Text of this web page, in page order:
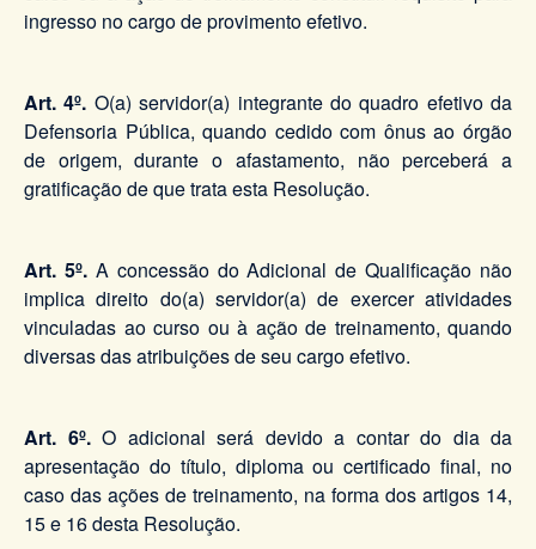
ingresso no cargo de provimento efetivo.
Art. 4º. O(a) servidor(a) integrante do quadro efetivo da
Defensoria Pública, quando cedido com ônus ao órgão
de origem, durante o afastamento, não perceberá a
gratificação de que trata esta Resolução.
Art. 5º. A concessão do Adicional de Qualificação não
implica direito do(a) servidor(a) de exercer atividades
vinculadas ao curso ou à ação de treinamento, quando
diversas das atribuições de seu cargo efetivo.
Art. 6º. O adicional será devido a contar do dia da
apresentação do título, diploma ou certificado final, no
caso das ações de treinamento, na forma dos artigos 14,
15 e 16 desta Resolução.